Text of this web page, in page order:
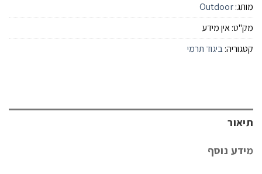
מותג:Outdoor
מק"ט:אין מידע
קטגוריה:ביגוד תרמי
תיאור
מידע נוסף